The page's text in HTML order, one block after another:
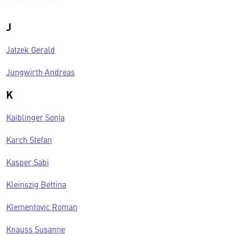
J
Jatzek Gerald
Jungwirth Andreas
K
Kaiblinger Sonja
Karch Stefan
Kasper Sabi
Kleinszig Bettina
Klementovic Roman
Knauss Susanne